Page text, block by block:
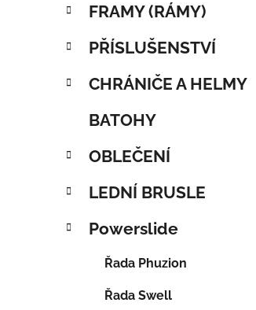
FRAMY (RÁMY)
PŘÍSLUŠENSTVÍ
CHRÁNIČE A HELMY
BATOHY
OBLEČENÍ
LEDNÍ BRUSLE
Powerslide
Řada Phuzion
Řada Swell